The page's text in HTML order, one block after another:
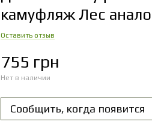
камуфляж Лес
Оставить отзыв
755 грн
Нет в наличии
Сообщить, когда появится